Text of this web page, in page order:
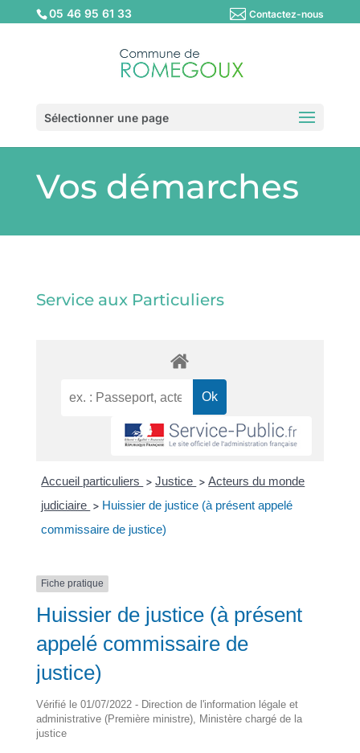
05 46 95 61 33 Contactez-nous
Sélectionner une page
Vos démarches
Service aux Particuliers
Accueil particuliers > Justice > Acteurs du monde
judiciaire > Huissier de justice (à présent appelé
commissaire de justice)
Fiche pratique
Huissier de justice (à présent
appelé commissaire de
justice)
Vérifié le 01/07/2022 - Direction de l'information légale et
administrative (Première ministre), Ministère chargé de la
justice